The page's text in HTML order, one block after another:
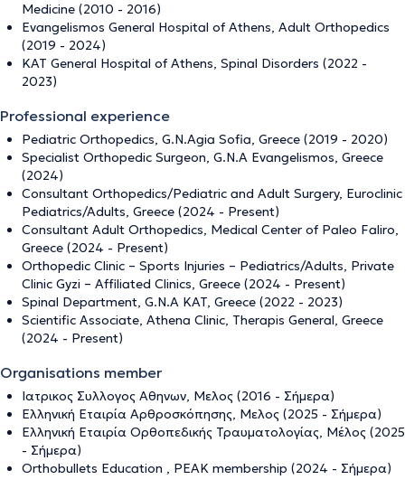
Medicine (2010 - 2016)
Evangelismos General Hospital of Athens, Adult Orthopedics
(2019 - 2024)
KAT General Hospital of Athens, Spinal Disorders (2022 -
2023)
Professional experience
Pediatric Orthopedics, G.N.Agia Sofia, Greece (2019 - 2020)
Specialist Orthopedic Surgeon, G.N.A Evangelismos, Greece
(2024)
Consultant Orthopedics/Pediatric and Adult Surgery, Euroclinic
Pediatrics/Adults, Greece (2024 - Present)
Consultant Adult Orthopedics, Medical Center of Paleo Faliro,
Greece (2024 - Present)
Orthopedic Clinic – Sports Injuries – Pediatrics/Adults, Private
Clinic Gyzi – Affiliated Clinics, Greece (2024 - Present)
Spinal Department, G.N.A KAT, Greece (2022 - 2023)
Scientific Associate, Athena Clinic, Therapis General, Greece
(2024 - Present)
Organisations member
Ιατρικος Συλλογος Αθηνων, Μελος (2016 - Σήμερα)
Ελληνική Εταιρία Αρθροσκόπησης, Μελος (2025 - Σήμερα)
Ελληνική Εταιρία Ορθοπεδικής Τραυματολογίας, Μέλος (2025
- Σήμερα)
Orthobullets Education , PEAK membership (2024 - Σήμερα)